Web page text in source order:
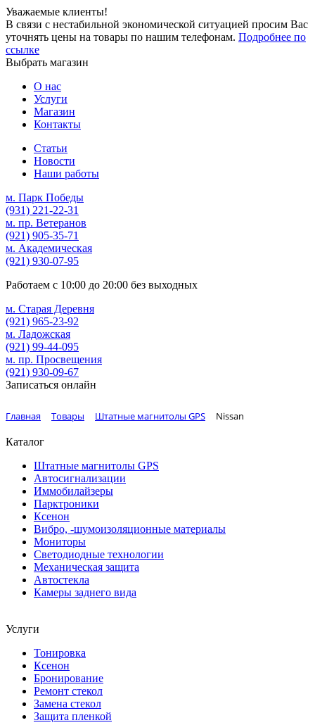
Уважаемые клиенты!
В связи с нестабильной экономической ситуацией просим Вас
уточнять цены на товары по нашим телефонам. Подробнее по
ссылке
Выбрать магазин
О нас
Услуги
Магазин
Контакты
Статьи
Новости
Наши работы
м. Парк Победы
(931) 221-22-31
м. пр. Ветеранов
(921) 905-35-71
м. Академическая
(921) 930-07-95
Работаем с 10:00 до 20:00 без выходных
м. Старая Деревня
(921) 965-23-92
м. Ладожская
(921) 99-44-095
м. пр. Просвещения
(921) 930-09-67
Записаться онлайн
Главная Товары Штатные магнитолы GPS Nissan
Каталог
Штатные магнитолы GPS
Автосигнализации
Иммобилайзеры
Парктроники
Ксенон
Вибро, -шумоизоляционные материалы
Мониторы
Светодиодные технологии
Механическая защита
Автостекла
Камеры заднего вида
Услуги
Тонировка
Ксенон
Бронирование
Ремонт стекол
Замена стекол
Защита пленкой